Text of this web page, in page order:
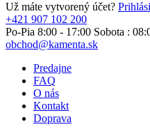
Už máte vytvorený účet?
+421 907 102 200
Po-Pia 8:00 - 17:00 Sobota :
obchod@kamenta.sk
Predajne
FAQ
O nás
Kontakt
Doprava